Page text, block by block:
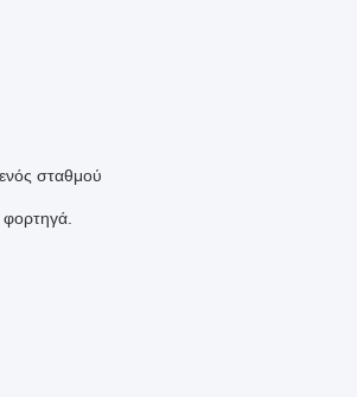
σταθμού
φορτηγά.